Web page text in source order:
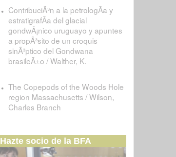
ContribuciÃ³n a la petrologÃ­a y
estratigrafÃ­a del glacial
gondwÃ¡nico uruguayo y apuntes
a propÃ³sito de un croquis
sinÃ³ptico del Gondwana
brasileÃ±o / Walther, K.
The Copepods of the Woods Hole
region Massachusetts / Wilson,
Charles Branch
Hazte socio de la BFA